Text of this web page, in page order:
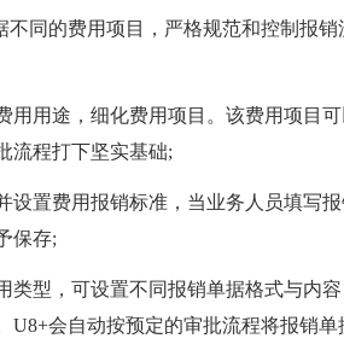
同的费用项目，严格规范和控制报销
用途，细化费用项目。该费用项目可
流程打下坚实基础;
置费用报销标准，当业务人员填写报
保存;
型，可设置不同报销单据格式与内容
U8+会自动按预定的审批流程将报销